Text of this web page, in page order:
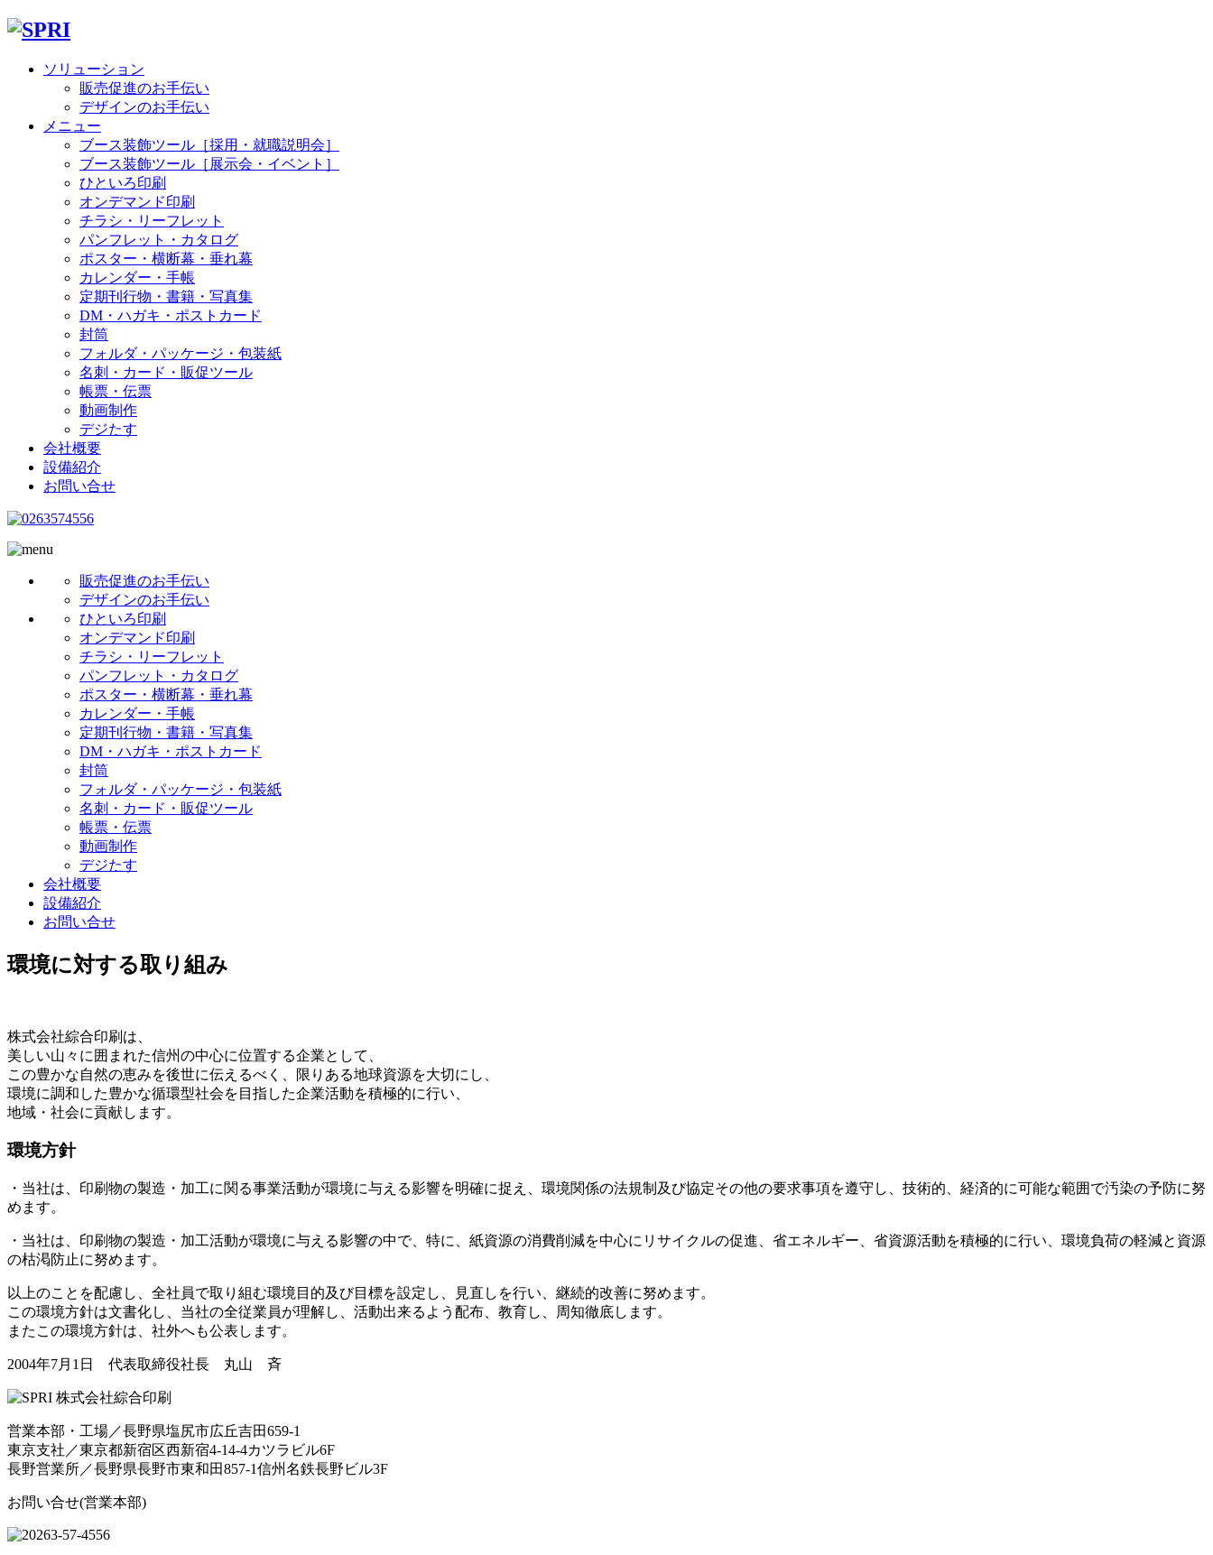
ソリューション
販売促進のお手伝い
デザインのお手伝い
メニュー
ブース装飾ツール［採用・就職説明会］
ブース装飾ツール［展示会・イベント］
ひといろ印刷
オンデマンド印刷
チラシ・リーフレット
パンフレット・カタログ
ポスター・横断幕・垂れ幕
カレンダー・手帳
定期刊行物・書籍・写真集
DM・ハガキ・ポストカード
封筒
フォルダ・パッケージ・包装紙
名刺・カード・販促ツール
帳票・伝票
動画制作
デジたす
会社概要
設備紹介
お問い合せ
販売促進のお手伝い
デザインのお手伝い
ひといろ印刷
オンデマンド印刷
チラシ・リーフレット
パンフレット・カタログ
ポスター・横断幕・垂れ幕
カレンダー・手帳
定期刊行物・書籍・写真集
DM・ハガキ・ポストカード
封筒
フォルダ・パッケージ・包装紙
名刺・カード・販促ツール
帳票・伝票
動画制作
デジたす
会社概要
設備紹介
お問い合せ
環境に対する取り組み
株式会社綜合印刷は、
美しい山々に囲まれた信州の中心に位置する企業として、
この豊かな自然の恵みを後世に伝えるべく、
限りある地球資源を大切にし、
環境に調和した豊かな循環型社会を目指した企業活動を積極的に行い、
地域・社会に貢献します。
環境方針
・当社は、 印刷物の製造・加工に関る事業活動が環境に与える影響を明確に捉え、環境関係の法規制及び協定その他の要求事項を遵守し、 技術的、経済的に可能な範囲で汚染の予防に努
めます。
・当社は、 印刷物の製造・加工活動が環境に与える影響の中で、特に、紙資源の消費削減を中心にリサイクルの促進、省エネルギー、省資源活動を積極的に行い、 環境負荷の軽減と資源
の枯渇防止に努めます。
以上のことを配慮し、全社員で取り組む環境目的及び目標を設定し、見直しを行い、継続的改善に努めます。
この環境方針は文書化し、当社の全従業員が理解し、活動出来るよう配布、教育し、周知徹底します。
またこの環境方針は、社外へも公表します。
2004年7月1日 代表取締役社長 丸山 斉
営業本部・工場／長野県塩尻市広丘吉田659-1
東京支社／東京都新宿区西新宿4-14-4カツラビル6F
長野営業所／長野県長野市東和田857-1信州名鉄長野ビル3F
お問い合せ(営業本部)